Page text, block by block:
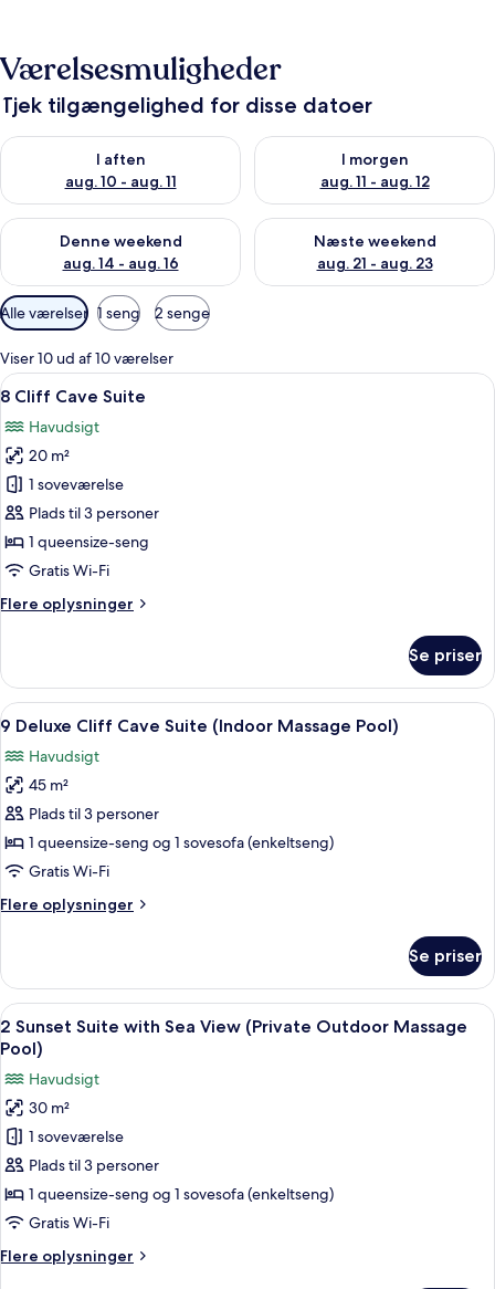
Værelsesmuligheder
Tjek tilgængelighed for disse datoer
I aften
aug. 10 - aug. 11
Tjek tilgængelighed for i aften aug. 10 - aug. 11
I morgen
aug. 11 - aug. 12
Tjek tilgængelighed for i
Denne weekend
aug. 14 - aug. 16
Tjek tilgængelighed for denne weekend aug. 14 - aug. 16
Næste weekend
aug. 21 - aug. 23
Tjek tilgængelighed for næste
Tilgængelige
filtre
for
værelser
Alle værelser 1 seng 2 senge
Viser 10 ud af 10 værelser
Indlæs
alle
billeder
af
8
Cliff
Cave
Suite
Et moderne soveværelse med seng,
4
8 Cliff Cave Suite
Havudsigt
20 m²
1 soveværelse
Plads til 3 personer
1 queensize-seng
Gratis Wi-Fi
Flere oplysninger
Flere
Cliff
Cave
Suite
Se priser
Indlæs
alle
billeder
af
9
Deluxe
Cliff
Suite
Pool)
Et moderne hotelværelse med en
10
9 Deluxe Cliff Cave Suite (Indoor Massage Pool)
Havudsigt
45 m²
Plads til 3 personer
1 queensize-seng og 1 sovesofa (enkeltseng)
Gratis Wi-Fi
Flere oplysninger
Flere
Deluxe
Cliff
Cave
Suite
(Indoor
Massage
Pool)
Se priser
Indlæs
alle
billeder
af
2
Sunset
Suite
with
Sea
(Private
Pengeskab på værelset, skrivebord,
14
2 Sunset Suite with Sea View (Private Outdoor Massage
Pool)
Havudsigt
30 m²
1 soveværelse
Plads til 3 personer
1 queensize-seng og 1 sovesofa (enkeltseng)
Gratis Wi-Fi
Flere oplysninger
Flere